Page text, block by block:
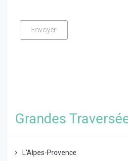
Grandes
L'Alpes-Provence